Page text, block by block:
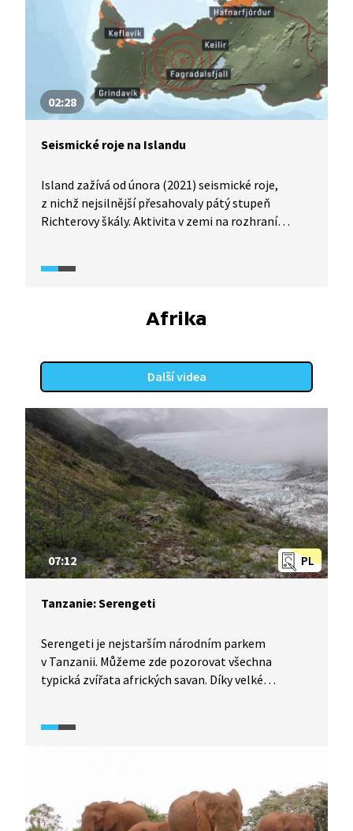
02:28
Seismické roje na Islandu
Island zažívá od února (2021) seismické roje,
z nichž nejsilnější přesahovaly pátý stupeň
Richterovy škály. Aktivita v zemi na rozhraní
která vulkanickou činnost zažila naposledy
že se něco děje, kdy k tomu dojde, se ale mohou
Afrika
Další videa
PL
07:12
Tanzanie: Serengeti
Serengeti je nejstarším národním parkem
v Tanzanii. Můžeme zde pozorovat všechna
typická zvířata afrických savan. Díky velké